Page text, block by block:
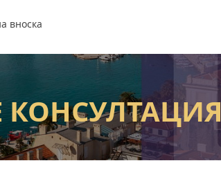
вноска